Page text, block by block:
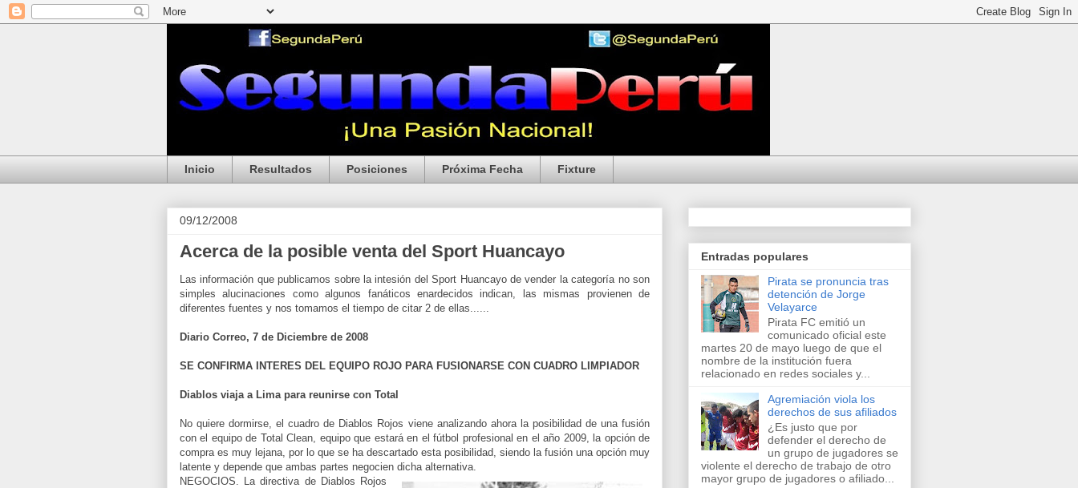
Inicio Resultados Posiciones Próxima Fecha Fixture
09/12/2008
Acerca de la posible venta del Sport Huancayo
Las información que publicamos sobre la intesión del Sport Huancayo de vender la categoría no son
simples alucinaciones como algunos fanáticos enardecidos indican, las mismas provienen de
diferentes fuentes y nos tomamos el tiempo de citar 2 de ellas......
Diario Correo, 7 de Diciembre de 2008
SE CONFIRMA INTERES DEL EQUIPO ROJO PARA FUSIONARSE CON CUADRO LIMPIADOR
Diablos viaja a Lima para reunirse con Total
No quiere dormirse, el cuadro de Diablos Rojos viene analizando ahora la posibilidad de una fusión
con el equipo de Total Clean, equipo que estará en el fútbol profesional en el año 2009, la opción de
compra es muy lejana, por lo que se ha descartado esta posibilidad, siendo la fusión una opción muy
latente y depende que ambas partes negocien dicha alternativa.
NEGOCIOS. La directiva de Diablos Rojos
Entradas populares
Pirata se pronuncia tras
detención de Jorge
Velayarce
Pirata FC emitió un
comunicado oficial este
martes 20 de mayo luego de que el
nombre de la institución fuera
relacionado en redes sociales y...
Agremiación viola los
derechos de sus afiliados
¿Es justo que por
defender el derecho de
un grupo de jugadores se
violente el derecho de trabajo de otro
mayor grupo de jugadores o afiliado...